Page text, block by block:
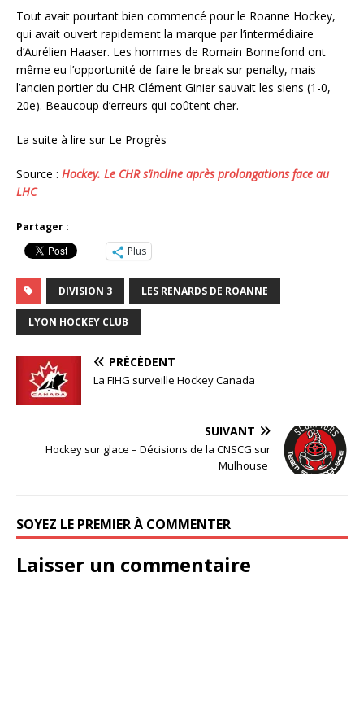
Tout avait pourtant bien commencé pour le Roanne Hockey,
qui avait ouvert rapidement la marque par l’intermédiaire
d’Aurélien Haaser. Les hommes de Romain Bonnefond ont
même eu l’opportunité de faire le break sur penalty, mais
l’ancien portier du CHR Clément Ginier sauvait les siens (1-0,
20e). Beaucoup d’erreurs qui coûtent cher.
La suite à lire sur Le Progrès
Source : Hockey. Le CHR s’incline après prolongations face au
LHC
Partager :
Plus
DIVISION 3 LES RENARDS DE ROANNE
LYON HOCKEY CLUB
PRÉCÉDENT
La FIHG surveille Hockey Canada
SUIVANT
Hockey sur glace – Décisions de la CNSCG sur
Mulhouse
SOYEZ LE PREMIER À COMMENTER
Laisser un commentaire